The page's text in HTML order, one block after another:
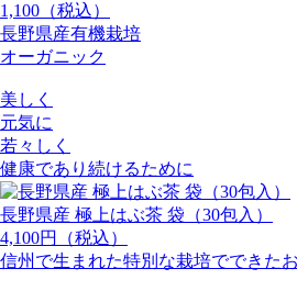
1,100（税込）
長野県産有機栽培
オーガニック
美しく
元気に
若々しく
健康であり続けるために
長野県産 極上はぶ茶 袋（30包入）
4,100円（税込）
信州で生まれた特別な栽培でできたお